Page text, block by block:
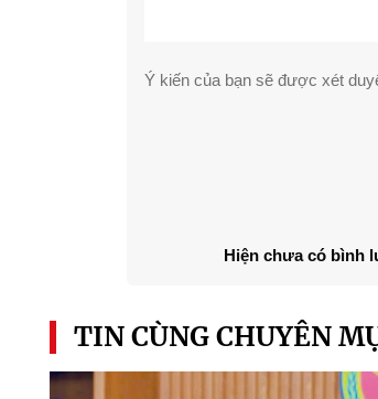
Ý kiến của bạn sẽ được xét
Hiện chưa có bình
TIN CÙNG CHUYÊN